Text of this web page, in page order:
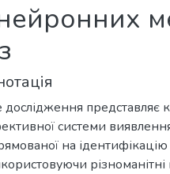
представляє
системи
на